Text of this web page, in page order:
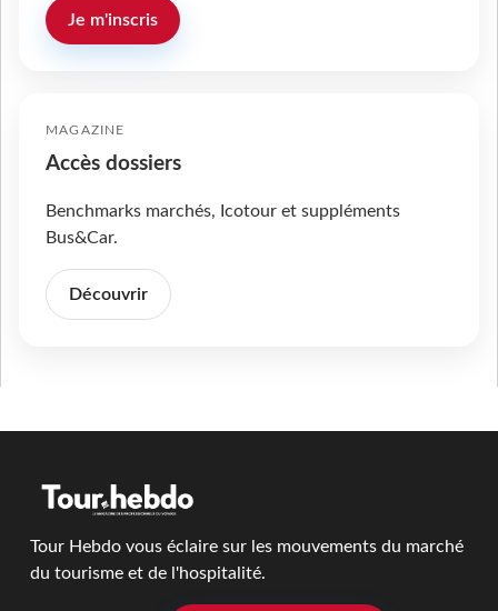
Je m'inscris
MAGAZINE
Accès dossiers
Benchmarks marchés, Icotour et suppléments
Bus&Car.
Découvrir
Tour Hebdo vous éclaire sur les mouvements du marché
du tourisme et de l'hospitalité.